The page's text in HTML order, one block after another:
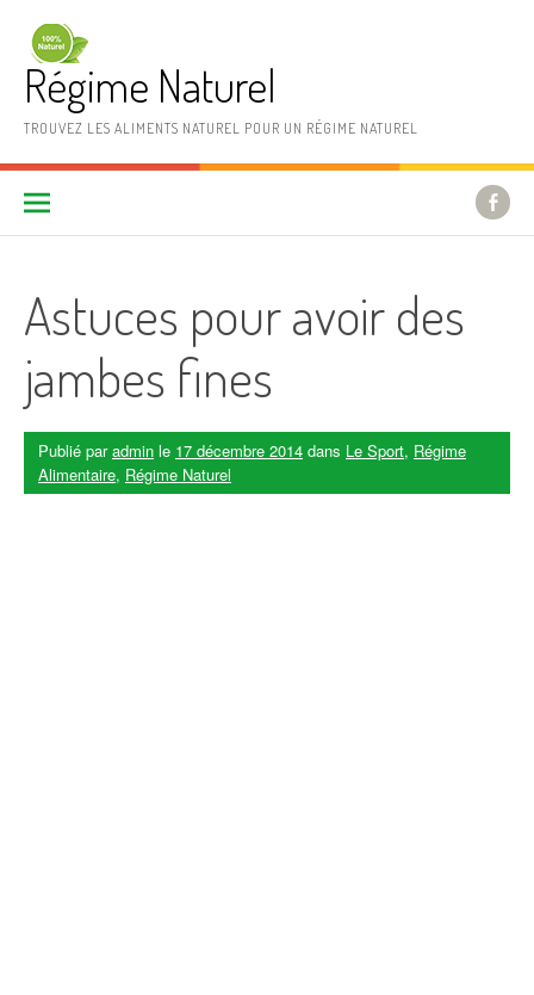
Régime Naturel
TROUVEZ LES ALIMENTS NATUREL POUR UN RÉGIME NATUREL
Astuces pour avoir des
jambes fines
Publié paradmin le 17 décembre 2014 dans Le Sport, Régime
Alimentaire, Régime Naturel